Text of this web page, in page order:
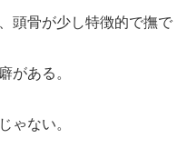
頭骨が少し特徴的で撫で
がある。
ゃない。